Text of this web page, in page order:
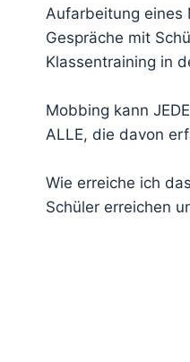
Aufarbeitung eines
Gespräche mit
Klassentraining in
Mobbing kann
ALLE, die davon
Wie erreiche ich
Schüler erreichen